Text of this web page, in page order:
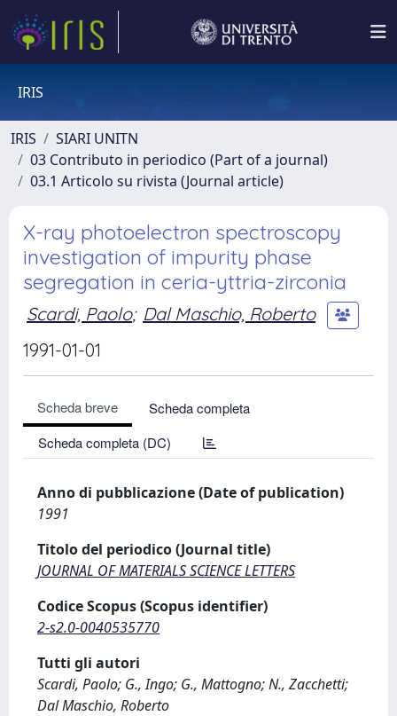
IRIS
IRIS
SIARI UNITN
03 Contributo in periodico (Part of a journal)
03.1 Articolo su rivista (Journal article)
X-ray photoelectron spectroscopy
investigation of impurity phase
segregation in ceria-yttria-zirconia
Scardi, Paolo; Dal Maschio, Roberto
1991-01-01
Scheda breve
Scheda completa
Scheda completa (DC)
Anno di pubblicazione (Date of publication)
1991
Titolo del periodico (Journal title)
JOURNAL OF MATERIALS SCIENCE LETTERS
Codice Scopus (Scopus identifier)
2-s2.0-0040535770
Tutti gli autori
Scardi, Paolo; G., Ingo; G., Mattogno; N., Zacchetti;
Dal Maschio, Roberto